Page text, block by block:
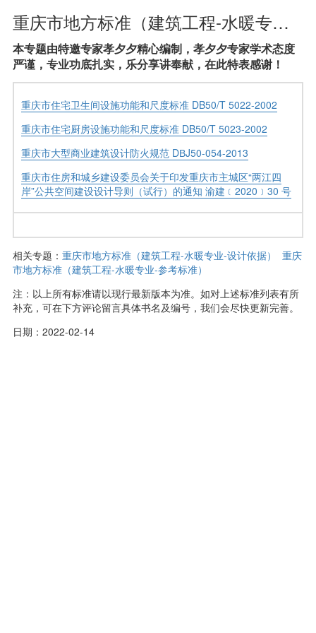
重庆市地方标准（建筑工程-水暖专业-失效标准）
本专题由特邀专家孝夕夕精心编制，孝夕夕专家学术态度
严谨，专业功底扎实，乐分享讲奉献，在此特表感谢！
重庆市住宅卫生间设施功能和尺度标准 DB50/T 5022-2002
重庆市住宅厨房设施功能和尺度标准 DB50/T 5023-2002
重庆市大型商业建筑设计防火规范 DВJ50-054-2013
重庆市住房和城乡建设委员会关于印发重庆市主城区“两江四
岸”公共空间建设设计导则（试行）的通知 渝建﹝2020﹞30 号
相关专题： 重庆市地方标准（建筑工程-水暖专业-设计依据）
重庆
市地方标准（建筑工程-水暖专业-参考标准）
注：以上所有标准请以现行最新版本为准。如对上述标准列表有所
补充，可在下方评论留言具体书名及编号，我们会尽快更新完善。
日期：2022-02-14